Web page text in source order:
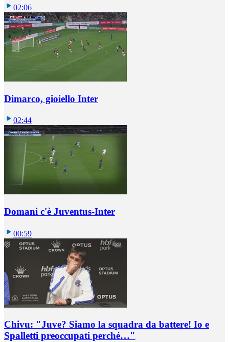
02:06
Dimarco, gioiello Inter
02:44
Domani c'è Juventus-Inter
00:59
Chivu: "Juve? Siamo la squadra da battere! Io e
Spalletti preoccupati perché…"